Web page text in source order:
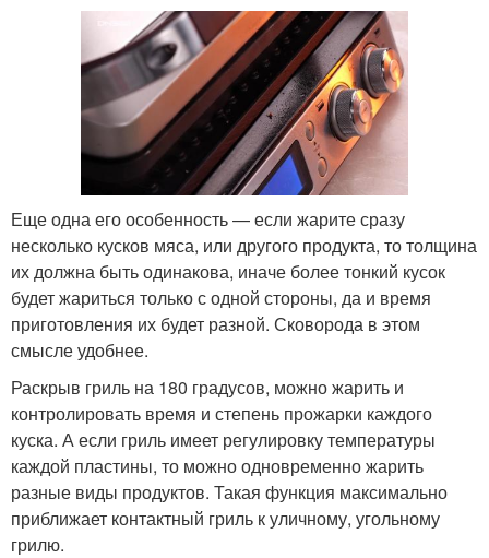
Еще одна его особенность — если жарите сразу
несколько кусков мяса, или другого продукта, то толщина
их должна быть одинакова, иначе более тонкий кусок
будет жариться только с одной стороны, да и время
приготовления их будет разной. Сковорода в этом
смысле удобнее.
Раскрыв гриль на 180 градусов, можно жарить и
контролировать время и степень прожарки каждого
куска. А если гриль имеет регулировку температуры
каждой пластины, то можно одновременно жарить
разные виды продуктов. Такая функция максимально
приближает контактный гриль к уличному, угольному
грилю.